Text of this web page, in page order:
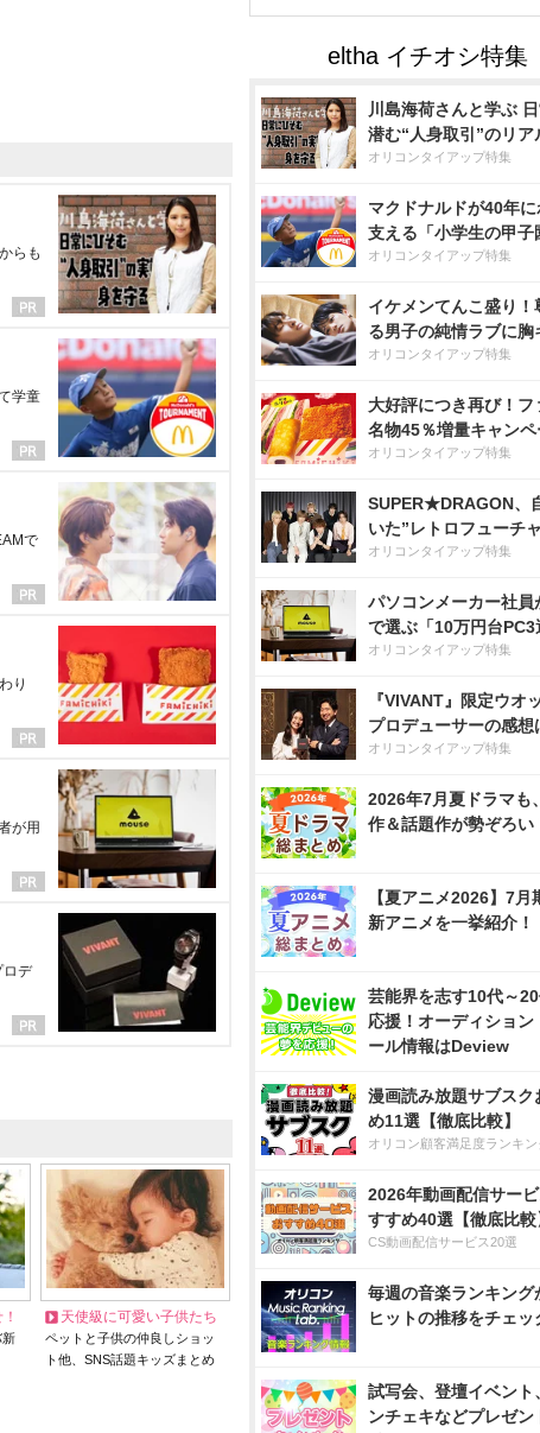
らも
学童
で
り
が用
ロデ
天使級に可愛い子供たち
ペットと子供の仲良しショッ
ト他、SNS話題キッズまとめ
川島海荷さんと学ぶ
潜む“人身取引”のリア
オリコンタイアップ特集
マクドナルドが40年に
支える「小学生の甲子
オリコンタイアップ特集
イケメンてんこ盛り！
る男子の純情ラブに胸
オリコンタイアップ特集
大好評につき再び！フ
名物45％増量キャンペ
オリコンタイアップ特集
SUPER★DRAGON、
いた”レトロフューチ
オリコンタイアップ特集
パソコンメーカー社員
で選ぶ「10万円台PC3
オリコンタイアップ特集
『VIVANT』限定ウオ
プロデューサーの感想
オリコンタイアップ特集
2026年7月夏ドラマも
作＆話題作が勢ぞろい
【夏アニメ2026】7月
新アニメを一挙紹介！
芸能界を志す10代～
応援！オーディション
ール情報はDeview
漫画読み放題サブスク
め11選【徹底比較】
オリコン顧客満足度ランキン
2026年動画配信サー
すすめ40選【徹底比較
CS動画配信サービス20選
毎週の音楽ランキング
ヒットの推移をチェッ
試写会、登壇イベント
ンチェキなどプレゼン